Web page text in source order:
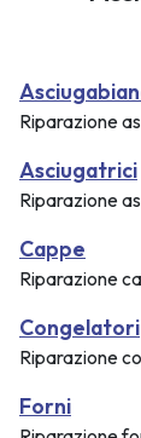
Riparazione
Asciugatrici
Riparazione
Cappe
Riparazione
Congelatori
Riparazione
Forni